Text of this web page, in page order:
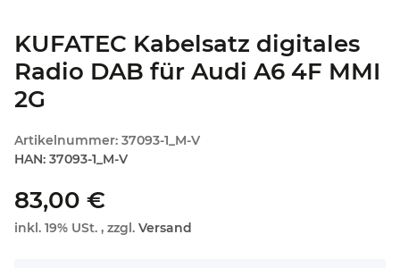
KUFATEC Kabelsatz digitales
Radio DAB für Audi A6 4F MMI
2G
Artikelnummer: 37093-1_M-V
HAN: 37093-1_M-V
83,00 €
inkl. 19% USt. , zzgl. Versand